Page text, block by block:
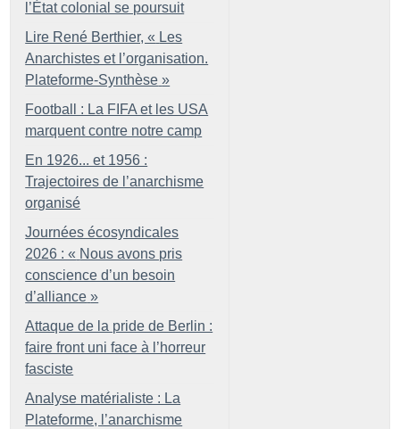
l’État colonial se poursuit
Lire René Berthier, « Les
Anarchistes et l’organisation.
Plateforme-Synthèse »
Football : La FIFA et les USA
marquent contre notre camp
En 1926... et 1956 :
Trajectoires de l’anarchisme
organisé
Journées écosyndicales
2026 : « Nous avons pris
conscience d’un besoin
d’alliance »
Attaque de la pride de Berlin :
faire front uni face à l’horreur
fasciste
Analyse matérialiste : La
Plateforme, l’anarchisme